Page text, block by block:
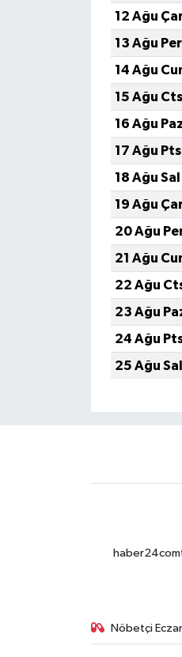
12 Ağu
13 Ağu Per
14 Ağu
15 Ağu Cts
16 Ağu
17 Ağu Pts
18 Ağu Sal
19 Ağu
20 Ağu
21 Ağu
22 Ağu
23 Ağu
24 Ağu
25 Ağu Sal
Nöbetçi